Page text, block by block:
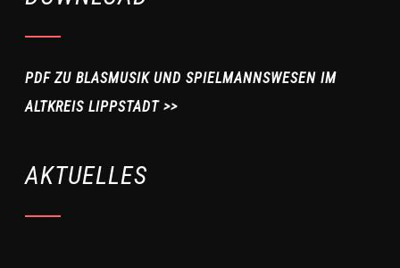
PDF ZU BLASMUSIK UND SPIELMANNSWESEN IM
ALTKREIS LIPPSTADT >>
AKTUELLES